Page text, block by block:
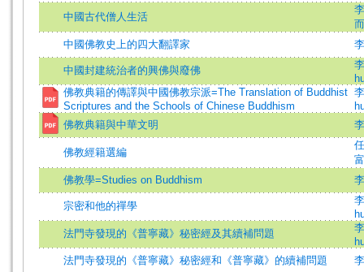
中國古代僧人生活
中國佛教史上的四大翻譯家
中國封建統治者的興佛與廢佛
佛教典籍的傳譯與中國佛教宗派=The Translation of Buddhist
Scriptures and the Schools of Chinese Buddhism
佛教典籍與中華文明
佛教經籍選編
佛教學=Studies on Buddhism
宗密和他的禪學
法門寺發現的《普寧藏》秘密經及其續補問題
法門寺發現的《普寧藏》秘密經和《普寧藏》的續補問題